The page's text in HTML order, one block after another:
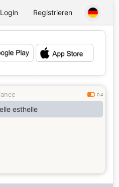
Login Registrieren
💕
0.4
esthelle